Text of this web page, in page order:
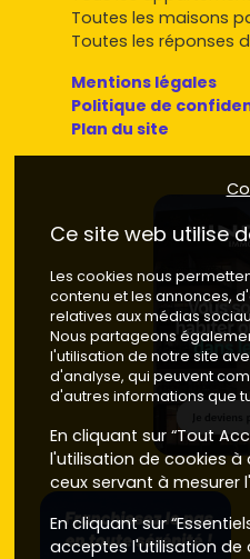
Voici les principaux
Centre historique /
tout faire à pied
cadre nature qui séduit
500 €/m²sur les biens
terrasses.
Accès A75 / secteur
si tu veux un accès
stationnement facile.
600 à 4 100 €/m².
Faubourgs vers Nébian
résidentielle, petites
accessibilité. On voit
900 €/m².
Coteaux et hauteurs
recherchés pour le
Toutes les maisons
Toutes les réponses
Mentions légales
Politique de
Plan du site
Ce site web utilise
Les cookies nous
contenu et les annonces,
relatives aux médias
Nous partageons
l'utilisation de notre site
d'analyse, qui peuvent
d'autres informations que
En cliquant sur “Tout
l'utilisation de cookies
ceux servant à mesurer
En cliquant sur
acceptes l'utilisation de